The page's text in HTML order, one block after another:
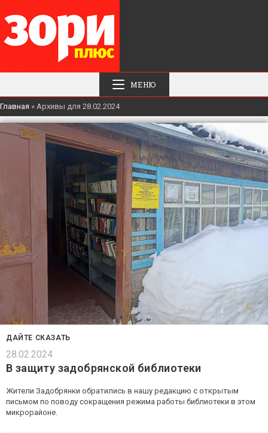
МЕНЮ
Главная » Архивы для 28.02.2024
ДАЙТЕ СКАЗАТЬ
28.02.2024
В защиту задобрянской библиотеки
Жители Задобрянки обратились в нашу редакцию с открытым
письмом по поводу сокращения режима работы библиотеки в этом
микрорайоне.